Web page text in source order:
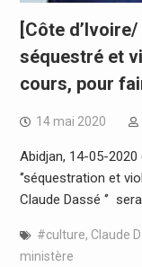
[Côte
séquestré et
cours, pour
14 mai 2020
Abidjan, 14-05-
‘’séquestration et
Claude Dassé ‘’
#culture, Claude
ministère